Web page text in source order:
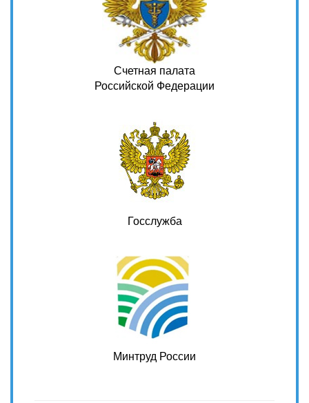
Счетная палата
Российской Федерации
Госслужба
Минтруд России